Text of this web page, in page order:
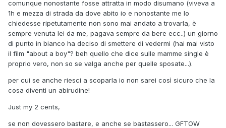
comunque nonostante fosse attratta in modo disumano (viveva a
1h e mezza di strada da dove abito io e nonostante me lo
chiedesse ripetutamente non sono mai andato a trovarla, è
sempre venuta lei da me, pagava sempre da bere ecc..) un giorno
di punto in bianco ha deciso di smettere di vedermi (hai mai visto
il film "about a boy"? beh quello che dice sulle mamme single è
proprio vero, non so se valga anche per quelle sposate...).
per cui se anche riesci a scoparla io non sarei così sicuro che la
cosa diventi un abirudine!
Just my 2 cents,
se non dovessero bastare, e anche se bastassero... GFTOW